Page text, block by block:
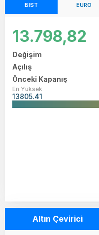
BIST EURO
13.798,82
Değişim
Açılış
Önceki Kapanış
En Yüksek
13805.41
Altın Çevirici